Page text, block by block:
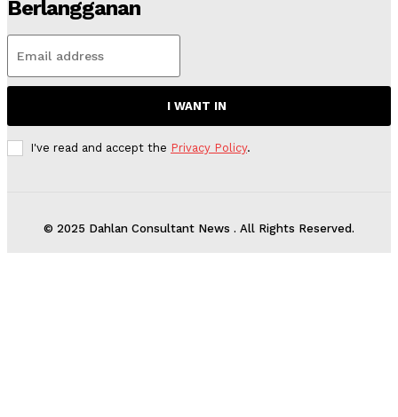
Berlangganan
I WANT IN
I've read and accept the Privacy Policy.
© 2025 Dahlan Consultant News . All Rights Reserved.